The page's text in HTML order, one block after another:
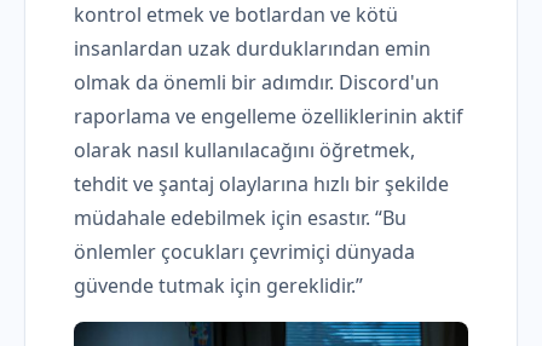
kontrol etmek ve botlardan ve kötü
insanlardan uzak durduklarından emin
olmak da önemli bir adımdır. Discord'un
raporlama ve engelleme özelliklerinin aktif
olarak nasıl kullanılacağını öğretmek,
tehdit ve şantaj olaylarına hızlı bir şekilde
müdahale edebilmek için esastır. “Bu
önlemler çocukları çevrimiçi dünyada
güvende tutmak için gereklidir.”